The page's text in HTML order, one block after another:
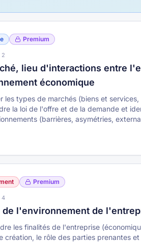
Premium
2
lieu d'interactions entre
économique
les types de marchés (biens et
la loi de l'offre et de la demande et
(barrières, asymétries,
Premium
4
de l'environnement de
les finalités de l'entreprise
création, le rôle des parties prenantes et